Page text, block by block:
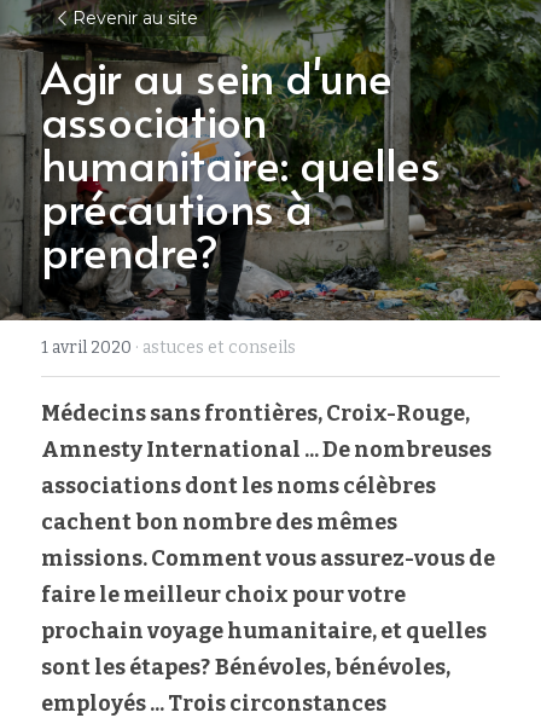
Revenir au site
Agir au sein d'une
association
humanitaire: quelles
précautions à
prendre?
1 avril 2020 · astuces et conseils
Médecins sans frontières, Croix-Rouge,
Amnesty International ... De nombreuses
associations dont les noms célèbres
cachent bon nombre des mêmes
missions. Comment vous assurez-vous de
faire le meilleur choix pour votre
prochain voyage humanitaire, et quelles
sont les étapes?Bénévoles, bénévoles,
employés ... Trois circonstances